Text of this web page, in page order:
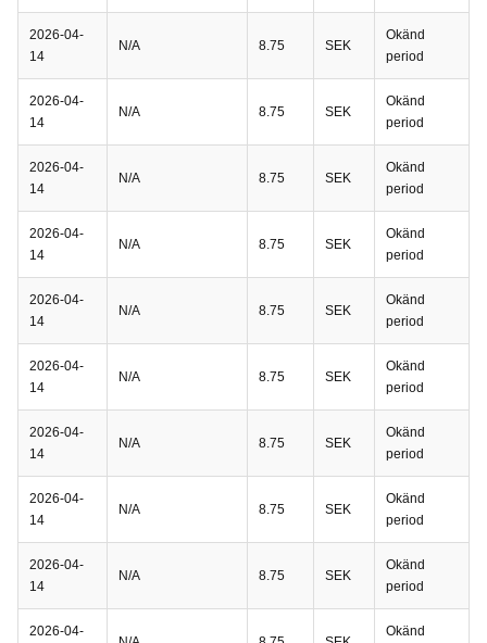
2026-04-
14
N/A 8.75 SEK
Okänd
period
2026-04-
14
N/A 8.75 SEK
Okänd
period
2026-04-
14
N/A 8.75 SEK
Okänd
period
2026-04-
14
N/A 8.75 SEK
Okänd
period
2026-04-
14
N/A 8.75 SEK
Okänd
period
2026-04-
14
N/A 8.75 SEK
Okänd
period
2026-04-
14
N/A 8.75 SEK
Okänd
period
2026-04-
14
N/A 8.75 SEK
Okänd
period
2026-04-
14
N/A 8.75 SEK
Okänd
period
2026-04- Okänd